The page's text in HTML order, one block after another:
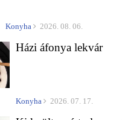
Konyha 2026. 08. 06.
Házi áfonya lekvár
Konyha 2026. 07. 17.